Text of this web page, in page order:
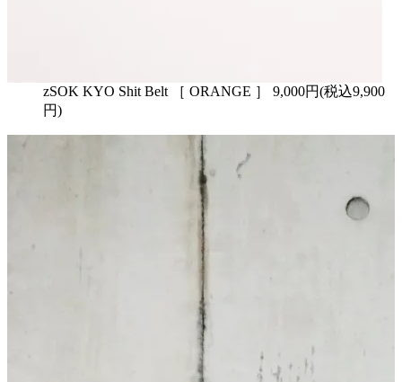
zSOK KYO Shit Belt ［ ORANGE ］ 9,000円(税込9,900
円)